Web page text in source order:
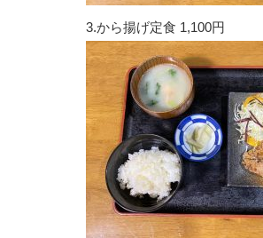
3.から揚げ定食 1,100円